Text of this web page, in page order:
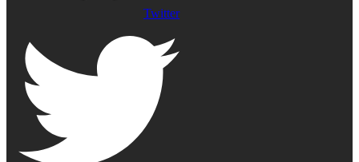
Twitter